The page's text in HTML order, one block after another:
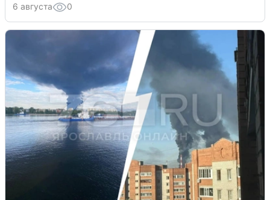
6 августа 0